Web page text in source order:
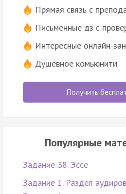
Прямая связь с
Письменные дз с
Интересные онлайн-
Душевное комьюнити
Получить
Популярные
Задание 38. Эссе
Задание 1. Раздел